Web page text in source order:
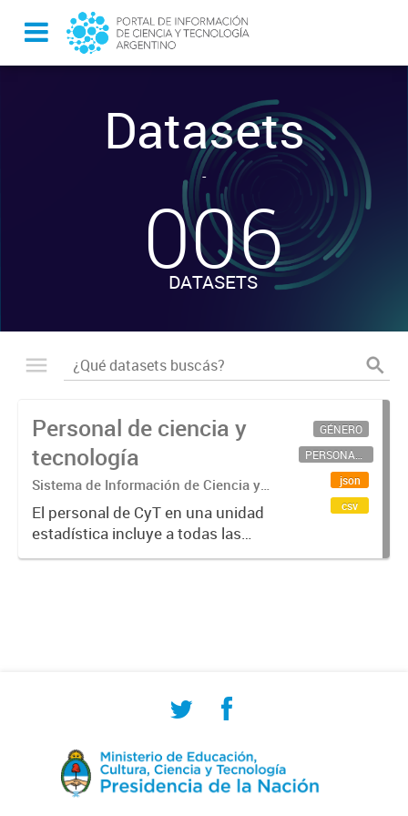
Datasets
-
006
DATASETS
Personal de ciencia y
tecnología
Sistema de Información de Ciencia y
Tecnología Argentino (SICYTAR)
El personal de CyT en una unidad
estadística incluye a todas las
personas involucradas
GÉNERO
PERSONAL CIENTÍFICO-TECNOLÓGICO
json
csv